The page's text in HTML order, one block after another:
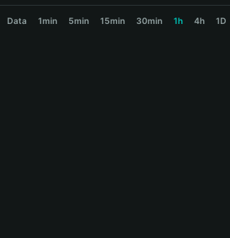
Bahasa Indonesia
Data 1min 5min 15min 30min 1h 4h 1D